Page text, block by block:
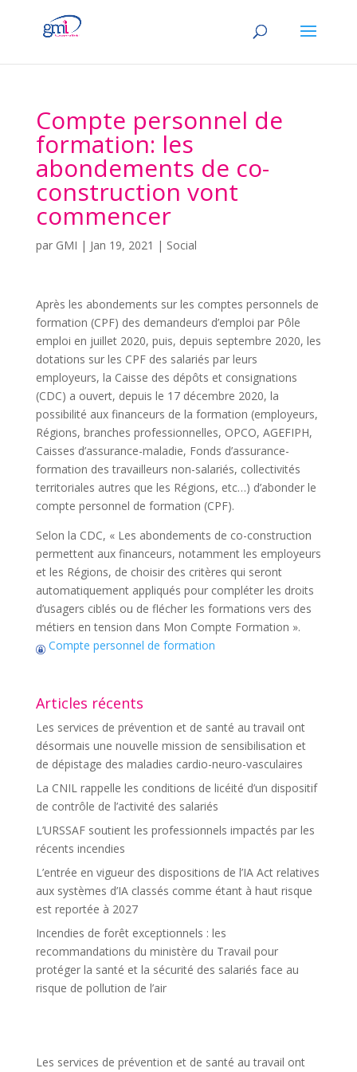
Compte personnel de
formation: les
abondements de co-
construction vont
commencer
par GMI | Jan 19, 2021 | Social
Après les abondements sur les comptes personnels de
formation (CPF) des demandeurs d’emploi par Pôle
emploi en juillet 2020, puis, depuis septembre 2020, les
dotations sur les CPF des salariés par leurs
employeurs, la Caisse des dépôts et consignations
(CDC) a ouvert, depuis le 17 décembre 2020, la
possibilité aux financeurs de la formation (employeurs,
Régions, branches professionnelles, OPCO, AGEFIPH,
Caisses d’assurance-maladie, Fonds d’assurance-
formation des travailleurs non-salariés, collectivités
territoriales autres que les Régions, etc…) d’abonder le
compte personnel de formation (CPF).
Selon la CDC, « Les abondements de co-construction
permettent aux financeurs, notamment les employeurs
et les Régions, de choisir des critères qui seront
automatiquement appliqués pour compléter les droits
d’usagers ciblés ou de flécher les formations vers des
métiers en tension dans Mon Compte Formation ».
Compte personnel de formation
Articles récents
Les services de prévention et de santé au travail ont
désormais une nouvelle mission de sensibilisation et
de dépistage des maladies cardio-neuro-vasculaires
La CNIL rappelle les conditions de licéité d’un dispositif
de contrôle de l’activité des salariés
L’URSSAF soutient les professionnels impactés par les
récents incendies
L’entrée en vigueur des dispositions de l’IA Act relatives
aux systèmes d’IA classés comme étant à haut risque
est reportée à 2027
Incendies de forêt exceptionnels : les
recommandations du ministère du Travail pour
protéger la santé et la sécurité des salariés face au
risque de pollution de l’air
Les services de prévention et de santé au travail ont